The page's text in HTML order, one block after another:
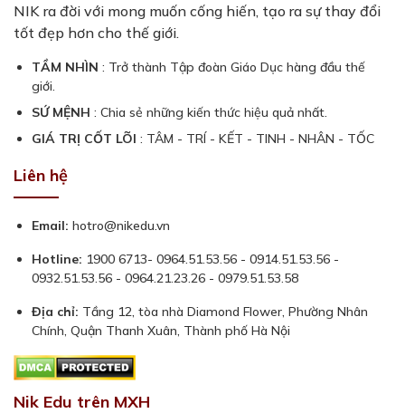
NIK ra đời với mong muốn cống hiến, tạo ra sự thay đổi
tốt đẹp hơn cho thế giới.
TẦM NHÌN : Trở thành Tập đoàn Giáo Dục hàng đầu thế
giới.
SỨ MỆNH : Chia sẻ những kiến thức hiệu quả nhất.
GIÁ TRỊ CỐT LÕI : TÂM - TRÍ - KẾT - TINH - NHÂN - TỐC
Liên hệ
Email: hotro@nikedu.vn
Hotline: 1900 6713- 0964.51.53.56 - 0914.51.53.56 -
0932.51.53.56 - 0964.21.23.26 - 0979.51.53.58
Địa chỉ: Tầng 12, tòa nhà Diamond Flower, Phường Nhân
Chính, Quận Thanh Xuân, Thành phố Hà Nội
Nik Edu trên MXH